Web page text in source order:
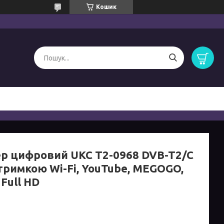
Кошик
цифровий UKC T2-0968 DVB-T2/C
Wi-Fi, YouTube, MEGOGO,
HD